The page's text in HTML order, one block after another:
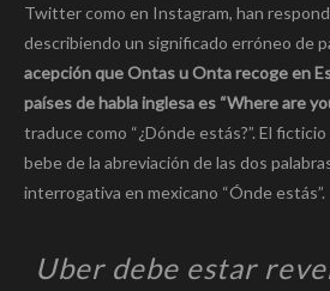
Twitter como en Instagram, han
describiendo un significado erróneo de
acepción que Ontas u Onta recoge en
países de habla inglesa es “Where are
traduce como “¿Dónde estás?”. El
bebe de la abreviación de las dos
interrogativa en mexicano “Ónde estás”.
Uber debe estar